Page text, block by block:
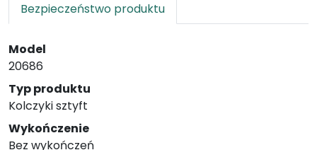
Bezpieczeństwo produktu
Model
20686
Typ produktu
Kolczyki sztyft
Wykończenie
Bez wykończeń